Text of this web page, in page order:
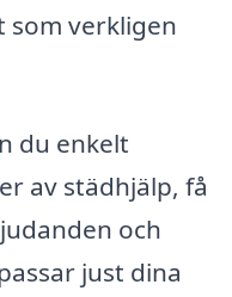
som verkligen
du enkelt
av städhjälp, få
och
just dina